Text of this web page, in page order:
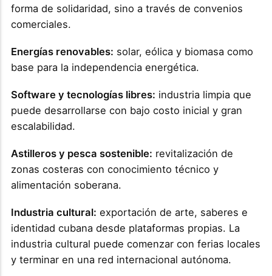
forma de solidaridad, sino a través de convenios
comerciales.
Energías renovables: solar, eólica y biomasa como
base para la independencia energética.
Software y tecnologías libres: industria limpia que
puede desarrollarse con bajo costo inicial y gran
escalabilidad.
Astilleros y pesca sostenible: revitalización de
zonas costeras con conocimiento técnico y
alimentación soberana.
Industria cultural: exportación de arte, saberes e
identidad cubana desde plataformas propias. La
industria cultural puede comenzar con ferias locales
y terminar en una red internacional autónoma.